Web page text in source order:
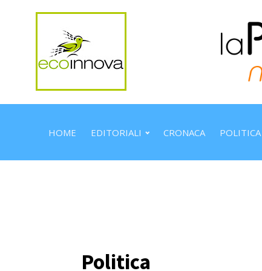
HOME EDITORIALI CRONACA POLITICA
Politica